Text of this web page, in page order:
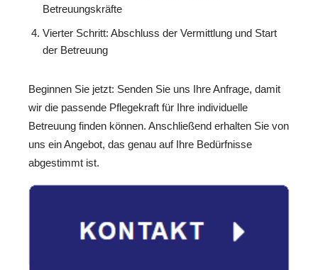
Betreuungskräfte
Vierter Schritt: Abschluss der Vermittlung und Start
der Betreuung
Beginnen Sie jetzt: Senden Sie uns Ihre Anfrage, damit
wir die passende Pflegekraft für Ihre individuelle
Betreuung finden können. Anschließend erhalten Sie von
uns ein Angebot, das genau auf Ihre Bedürfnisse
abgestimmt ist.